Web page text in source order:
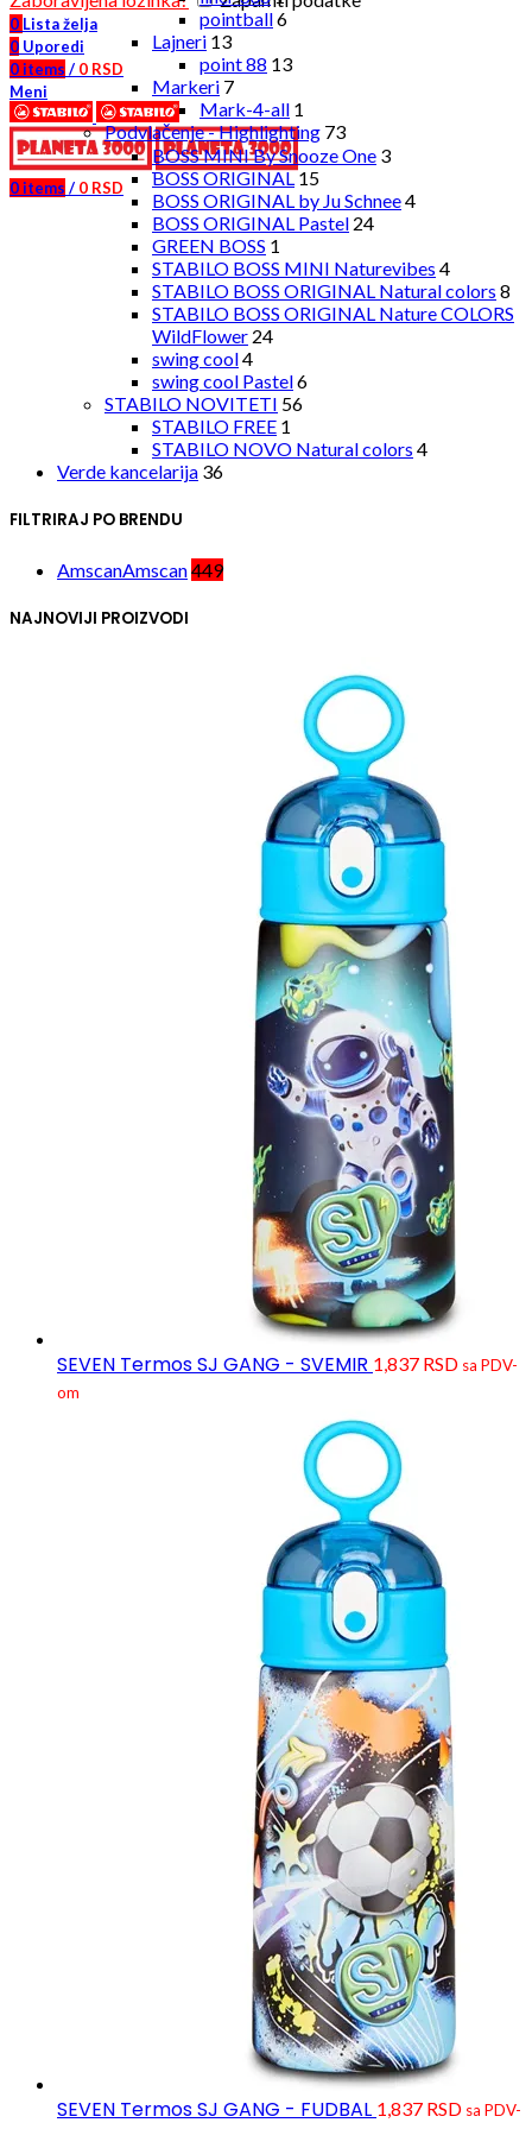
0 Lista želja
0 Uporedi
0items / 0 RSD
Meni
0items / 0 RSD
pointball6
Lajneri 13
point 88 13
Markeri 7
Mark-4-all 1
Podvlačenje - Highlighting 73
BOSS MINI By Snooze One 3
BOSS ORIGINAL 15
BOSS ORIGINAL by Ju Schnee4
BOSS ORIGINAL Pastel 24
GREEN BOSS 1
STABILO BOSS MINI Naturevibes 4
STABILO BOSS ORIGINAL Natural colors 8
STABILO BOSS ORIGINAL Nature COLORS
WildFlower 24
swing cool4
swing cool Pastel6
STABILO NOVITETI 56
STABILO FREE 1
STABILO NOVO Natural colors 4
Verde kancelarija 36
FILTRIRAJ PO BRENDU
AmscanAmscan449
NAJNOVIJI PROIZVODI
SEVEN Termos SJ GANG - SVEMIR 1,837 RSD sa PDV-
om
SEVEN Termos SJ GANG - FUDBAL 1,837 RSD sa PDV-